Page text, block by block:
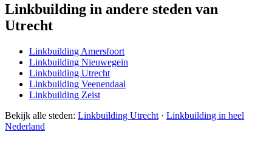
Linkbuilding in andere steden van
Utrecht
Linkbuilding Amersfoort
Linkbuilding Nieuwegein
Linkbuilding Utrecht
Linkbuilding Veenendaal
Linkbuilding Zeist
Bekijk alle steden: Linkbuilding Utrecht · Linkbuilding in heel
Nederland